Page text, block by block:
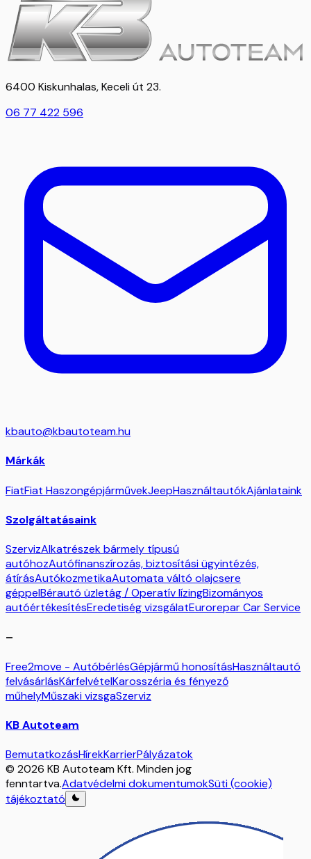
6400 Kiskunhalas, Keceli út 23.
06 77 422 596
kbauto@kbautoteam.hu
Márkák
FiatFiat HaszongépjárművekJeepHasználtautókAjánlataink
Szolgáltatásaink
SzervizAlkatrészek bármely típusú
autóhozAutófinanszírozás, biztosítási ügyintézés,
átírásAutókozmetikaAutomata váltó olajcsere
géppelBérautó üzletág / Operatív lízingBizományos
autóértékesítésEredetiség vizsgálatEurorepar Car Service
–
Free2move - AutóbérlésGépjármű honosításHasználtautó
felvásárlásKárfelvételKarosszéria és fényező
műhelyMűszaki vizsgaSzerviz
KB Autoteam
BemutatkozásHírekKarrierPályázatok
© 2026 KB Autoteam Kft. Minden jog
fenntartva.Adatvédelmi dokumentumokSüti (cookie)
tájékoztató